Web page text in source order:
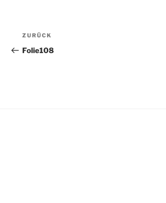
Beitragsnavigation
Vorheriger
Beitrag
ZURÜCK
Folie108